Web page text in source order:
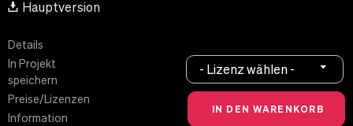
Hauptversion
Details
In Projekt
speichern
Preise/Lizenzen
Information
- Lizenz wählen -